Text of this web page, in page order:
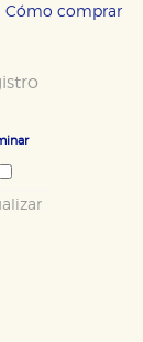
Cómo comprar